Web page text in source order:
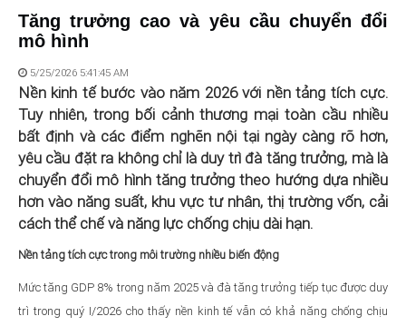
GIẢI TRÍ & CÔNG NGHỆ
Tăng trưởng cao và yêu cầu chuyển đổi
mô hình
5/25/2026 5:41:45 AM
Nền kinh tế bước vào năm 2026 với nền tảng tích cực.
Tuy nhiên, trong bối cảnh thương mại toàn cầu nhiều
bất định và các điểm nghẽn nội tại ngày càng rõ hơn,
yêu cầu đặt ra không chỉ là duy trì đà tăng trưởng, mà là
chuyển đổi mô hình tăng trưởng theo hướng dựa nhiều
hơn vào năng suất, khu vực tư nhân, thị trường vốn, cải
cách thể chế và năng lực chống chịu dài hạn.
Nền tảng tích cực trong môi trường nhiều biến động
Mức tăng GDP 8% trong năm 2025 và đà tăng trưởng tiếp tục được duy
trì trong quý I/2026 cho thấy nền kinh tế vẫn có khả năng chống chịu